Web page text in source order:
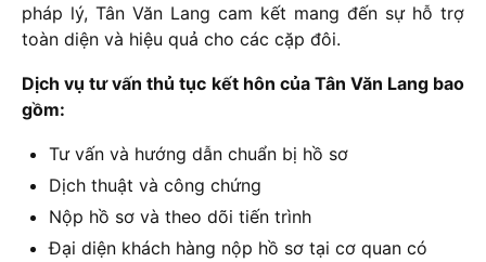
pháp lý, Tân Văn Lang cam kết mang đến sự hỗ trợ
toàn diện và hiệu quả cho các cặp đôi.
Dịch vụ tư vấn thủ tục kết hôn của Tân Văn Lang bao
gồm:
Tư vấn và hướng dẫn chuẩn bị hồ sơ
Dịch thuật và công chứng
Nộp hồ sơ và theo dõi tiến trình
Đại diện khách hàng nộp hồ sơ tại cơ quan có